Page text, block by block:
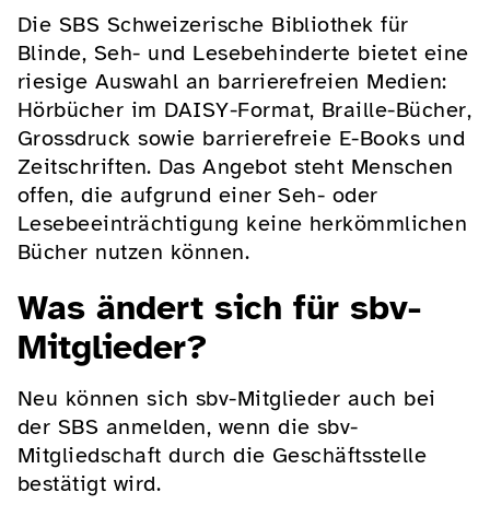
Die SBS Schweizerische Bibliothek für
Blinde, Seh- und Lesebehinderte bietet eine
riesige Auswahl an barrierefreien Medien:
Hörbücher im DAISY-Format, Braille-Bücher,
Grossdruck sowie barrierefreie E-Books und
Zeitschriften. Das Angebot steht Menschen
offen, die aufgrund einer Seh- oder
Lesebeeinträchtigung keine herkömmlichen
Bücher nutzen können.
Was ändert sich für sbv-
Mitglieder?
Neu können sich sbv-Mitglieder auch bei
der SBS anmelden, wenn die sbv-
Mitgliedschaft durch die Geschäftsstelle
bestätigt wird.